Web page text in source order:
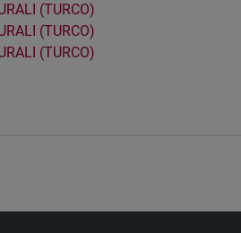
(TURCO)
(TURCO)
(TURCO)